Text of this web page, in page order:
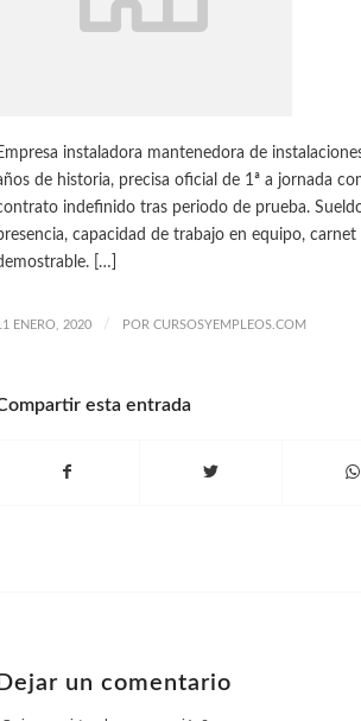
instaladora mantenedora de
de historia, precisa oficial de 1ª a jornada
indefinido tras periodo de prueba.
capacidad de trabajo en equipo,
[…]
ENERO, 2020 / POR CURSOSYEMPLEOS.COM
esta entrada
Dejar un comentario